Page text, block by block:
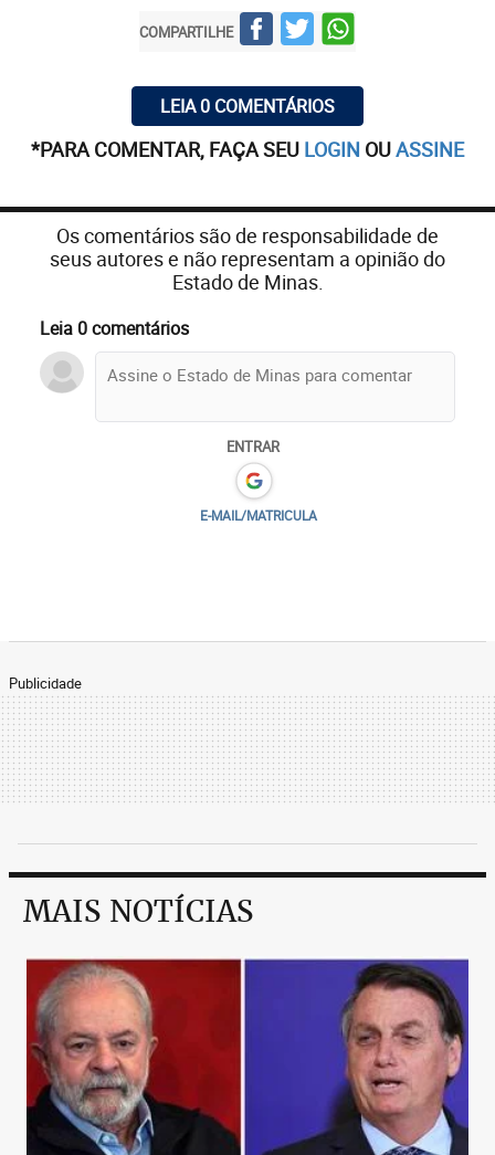
COMPARTILHE
LEIA 0 COMENTÁRIOS
*PARA COMENTAR, FAÇA SEU LOGIN OUASSINE
Os comentários são de responsabilidade de
seus autores e não representam a opinião do
Estado de Minas.
Leia 0 comentários
ENTRAR
E-MAIL/MATRICULA
Publicidade
MAIS NOTÍCIAS